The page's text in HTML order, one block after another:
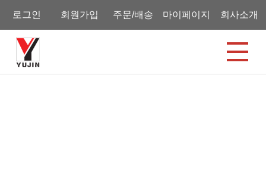
로그인 회원가입 주문/배송 마이페이지 회사소개